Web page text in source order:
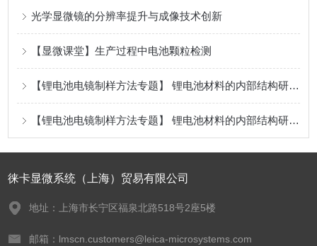
光学显微镜的分辨率提升与成像技术创新
【显微课堂】生产过程中电池颗粒检测
【锂电池电镜制样方法专题】 锂电池材料的内部结构研究手段，你选对了吗？（二）--- 锂电池隔膜基础篇
【锂电池电镜制样方法专题】 锂电池材料的内部结构研究手段，你选对了吗？（一）
徕卡显微系统（上海）贸易有限公司
地址：上海市长宁区福泉北路518号2座5楼
邮箱：lmscn.customers@leica-microsystems.com